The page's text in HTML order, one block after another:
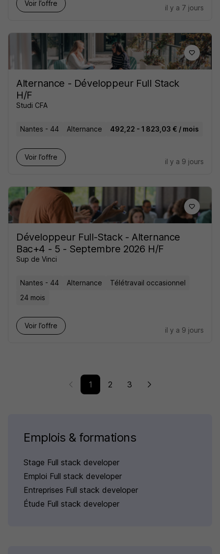
Voir l’offre
il y a 7 jours
Alternance - Développeur Full Stack
H/F
Studi CFA
Nantes - 44 Alternance 492,22 - 1 823,03 € / mois
Voir l’offre
il y a 9 jours
Développeur Full-Stack - Alternance
Bac+4 - 5 - Septembre 2026 H/F
Sup de Vinci
Nantes - 44 Alternance
Télétravail occasionnel
24 mois
Voir l’offre
il y a 9 jours
1 2 3
Emplois & formations
Stage Full stack developer
Emploi Full stack developer
Entreprises Full stack developer
Étude Full stack developer